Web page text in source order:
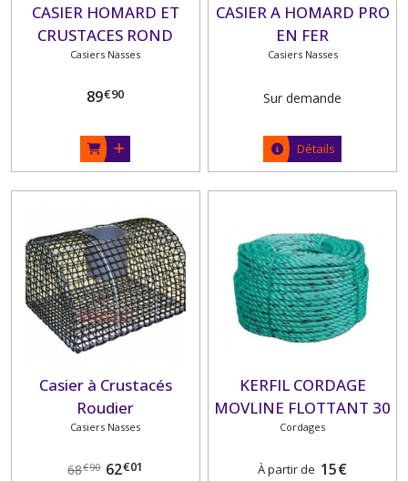
CASIER HOMARD ET
CRUSTACES ROND
PLIANT
Casiers Nasses
89€90
CASIER A HOMARD PRO
EN FER
Casiers Nasses
Sur demande
Détails
Casier à Crustacés
Roudier
Casiers Nasses
68€90 62€01
KERFIL CORDAGE
MOVLINE FLOTTANT 30
mètres
Cordages
À partir de 15€